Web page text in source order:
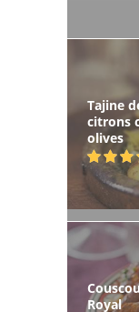
Tajine
citrons
olives
Royal